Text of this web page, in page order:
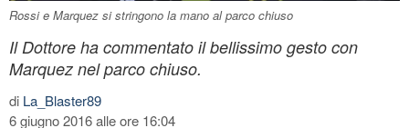
Rossi e Marquez si stringono la mano al parco chiuso
Il Dottore ha commentato il bellissimo gesto con
Marquez nel parco chiuso.
di La_Blaster89
6 giugno 2016 alle ore 16:04